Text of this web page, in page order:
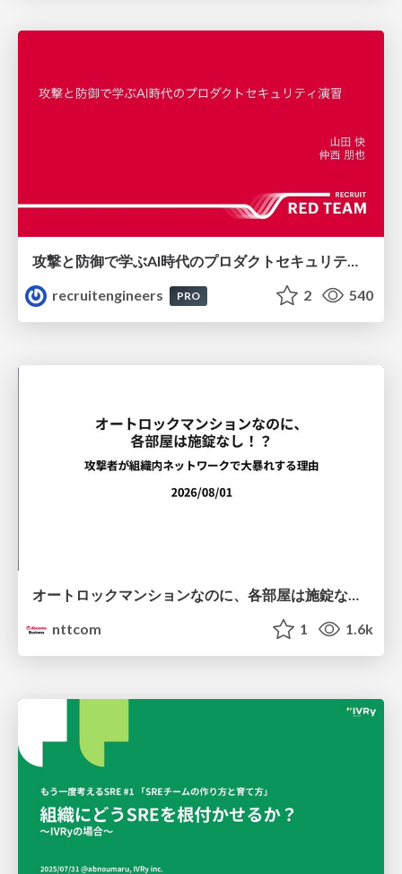
攻撃と防御で学ぶAI時代のプロダクトセキュリティ演習
recruitengineers
PRO 2 540
オートロックマンションなのに、各部屋は施錠なし！？ 攻撃者が組織内ネットワークで大暴れする理由 / The Front Door Is Locked, but the Rooms Are Wide Open: Why Attackers Move Freely Inside Enterprise Networks
nttcom
1 1.6k